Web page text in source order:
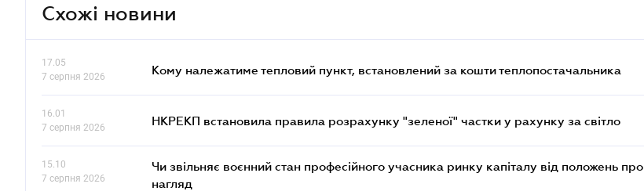
Схожі новини
17.05
7 серпня 2026
Кому належатиме тепловий пункт, встановлений за кошти теплопостачальника
16.01
7 серпня 2026
НКРЕКП встановила правила розрахунку "зеленої" частки у рахунку за світло
15.10
7 серпня 2026
Чи звільняє воєнний стан професійного учасника ринку капіталу від положень про
нагляд